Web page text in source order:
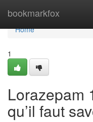
bookmarkfox
Home
Home
1
Lorazepam
qu’il faut